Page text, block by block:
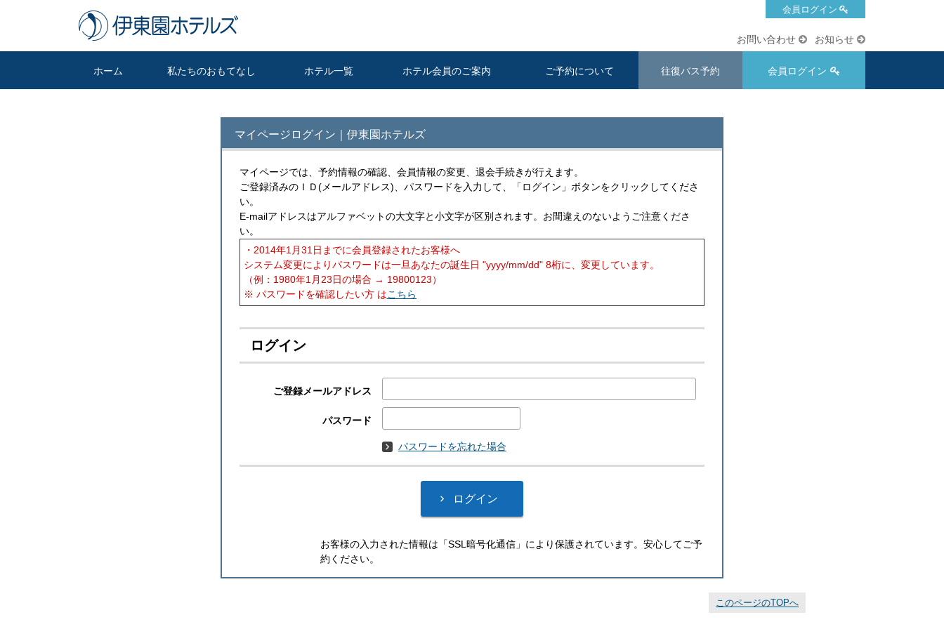
会員ログイン
お問い合わせ お知らせ
ホーム 私たちのおもてなし ホテル一覧 ホテル会員のご案内 ご予約について 往復バス予約 会員ログイン
マイページログイン｜伊東園ホテルズ
マイページでは、予約情報の確認、会員情報の変更、退会手続きが行えます。
ご登録済みのＩＤ(メールアドレス)、パスワードを入力して、「ログイン」ボタンをクリックしてくださ
い。
E-mailアドレスはアルファベットの大文字と小文字が区別されます。お間違えのないようご注意くださ
い。
・2014年1月31日までに会員登録されたお客様へ
システム変更によりパスワードは一旦あなたの誕生日 "yyyy/mm/dd" 8桁に、変更しています。
（例：1980年1月23日の場合 → 19800123）
※ パスワードを確認したい方 はこちら
ログイン
ご登録メールアドレス
パスワード
パスワードを忘れた場合
お客様の入力された情報は「SSL暗号化通信」により保護されています。安心してご予
約ください。
このページのTOPへ